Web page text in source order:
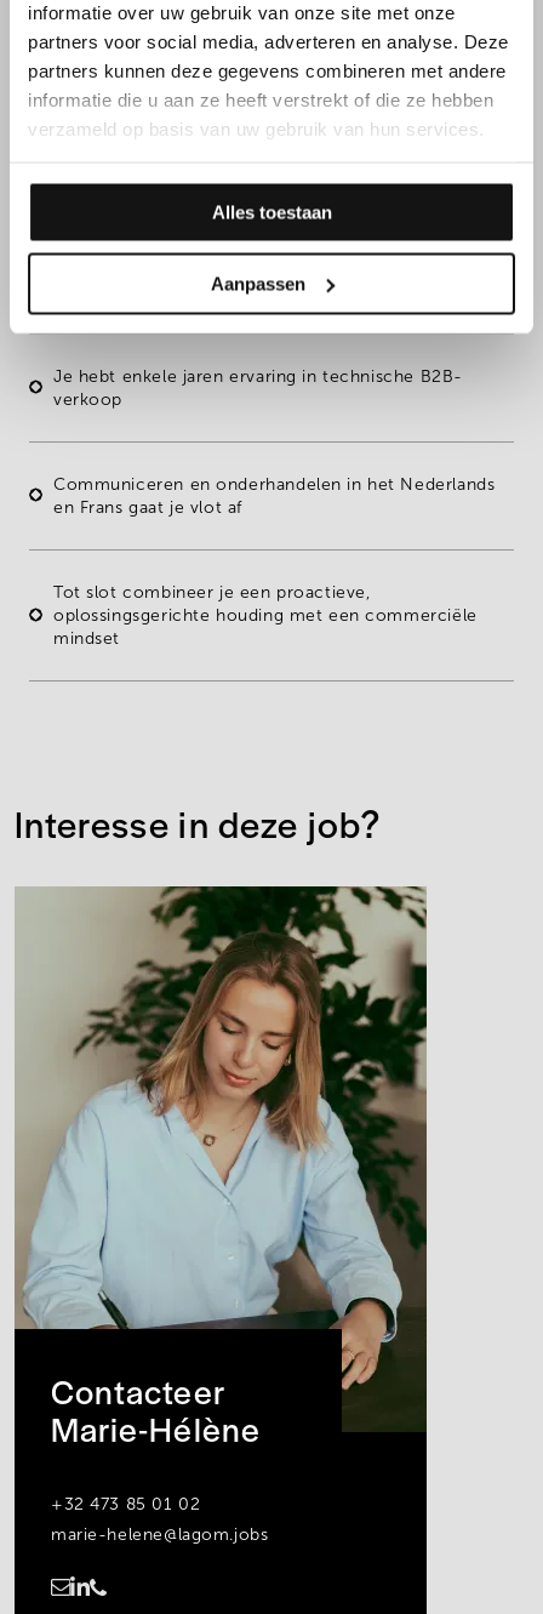
informatie over uw gebruik van onze site met onze
partners voor social media, adverteren en analyse. Deze
partners kunnen deze gegevens combineren met andere
informatie die u aan ze heeft verstrekt of die ze hebben
verzameld op basis van uw gebruik van hun services.
Alles toestaan
Aanpassen
FUNCTIEVEREISTEN
Daarnaast overtuig je met
jouw kennen & kunnen
hebt gelijkwaardige ervaring
Je hebt enkele jaren ervaring in technische B2B-
verkoop
Communiceren en onderhandelen in het Nederlands
en Fransgaat je vlot af
Tot slot combineer je een proactieve,
oplossingsgerichte houding met een commerciële
mindset
Interesse in deze job?
Contacteer
Marie-Hélène
+32 473 85 01 02
marie-helene@lagom.jobs